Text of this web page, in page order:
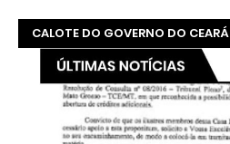
CALOTE DO GOVERNO DO CEARÁ